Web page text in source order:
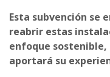
Esta subvención se
reabrir estas
enfoque sostenible,
aportará su